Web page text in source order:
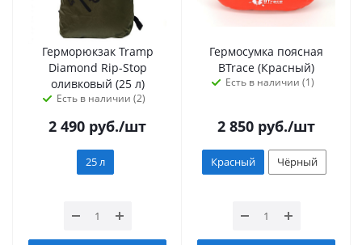
Герморюкзак Tramp
Diamond Rip-Stop
оливковый (25 л)
Есть в наличии (2)
2 490 руб./шт
25 л
Гермосумка поясная
BTrace (Красный)
Есть в наличии (1)
2 850 руб./шт
Красный Чёрный